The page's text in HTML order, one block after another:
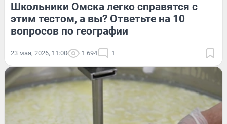
Школьники Омска легко справятся с
этим тестом, а вы? Ответьте на 10
вопросов по географии
23 мая, 2026, 11:00 1 694 1